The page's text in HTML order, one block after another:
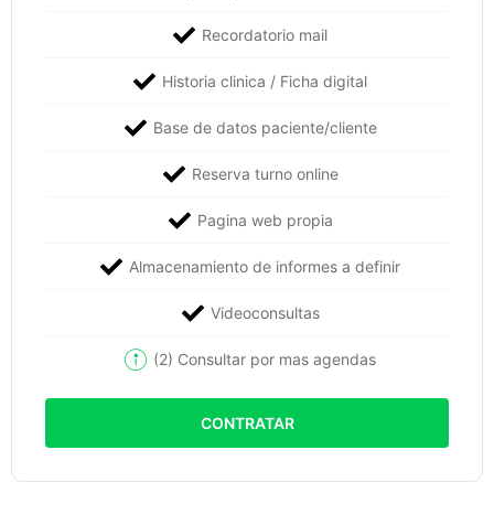
Recordatorio mail
Historia clinica / Ficha digital
Base de datos paciente/cliente
Reserva turno online
Pagina web propia
Almacenamiento de informes a definir
Videoconsultas
(2) Consultar por mas agendas
CONTRATAR